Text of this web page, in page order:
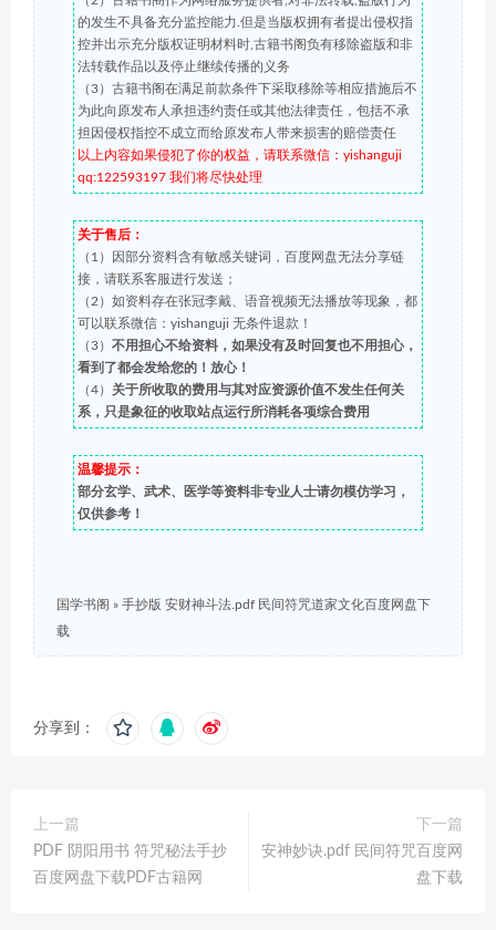
的发生不具备充分监控能力.但是当版权拥有者提出侵权指
控并出示充分版权证明材料时,古籍书阁负有移除盗版和非
法转载作品以及停止继续传播的义务
（3）古籍书阁在满足前款条件下采取移除等相应措施后不
为此向原发布人承担违约责任或其他法律责任，包括不承
担因侵权指控不成立而给原发布人带来损害的赔偿责任
以上内容如果侵犯了你的权益，请联系微信：yishanguji
qq:122593197 我们将尽快处理
关于售后：
（1）因部分资料含有敏感关键词，百度网盘无法分享链
接，请联系客服进行发送；
（2）如资料存在张冠李戴、语音视频无法播放等现象，都
可以联系微信：yishanguji 无条件退款！
（3） 不用担心不给资料，如果没有及时回复也不用担心，
看到了都会发给您的！放心！
（4） 关于所收取的费用与其对应资源价值不发生任何关
系，只是象征的收取站点运行所消耗各项综合费用
温馨提示：
部分玄学、武术、医学等资料非专业人士请勿模仿学习，
仅供参考！
国学书阁 » 手抄版 安财神斗法.pdf 民间符咒道家文化百度网盘下
载
分享到：
上一篇
PDF 阴阳用书 符咒秘法手抄
百度网盘下载PDF古籍网
下一篇
安神妙诀.pdf 民间符咒百度网
盘下载